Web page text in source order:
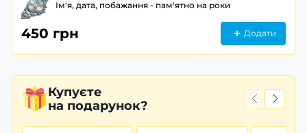
Ім'я, дата, побажання - пам'ятно на роки
450 грн Додати
Купуєте
на подарунок?